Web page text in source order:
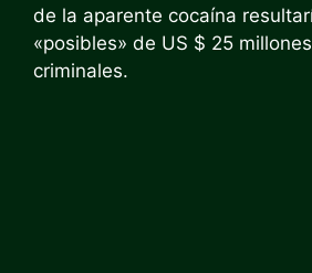
de la aparente cocaína
«posibles» de US $ 25
criminales.